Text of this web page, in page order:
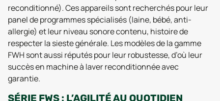
reconditionné). Ces appareils sont recherchés pour leur
panel de programmes spécialisés (laine, bébé, anti-
allergie) et leur niveau sonore contenu, histoire de
respecter la sieste générale. Les modèles de la gamme
FWH sont aussi réputés pour leur robustesse, d’où leur
succès en machine à laver reconditionnée avec
garantie.
SÉRIE FWS : L’AGILITÉ AU QUOTIDIEN